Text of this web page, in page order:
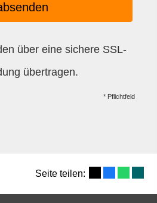
über eine sichere SSL-
übertragen.
* Pflichtfeld
Seite teilen: